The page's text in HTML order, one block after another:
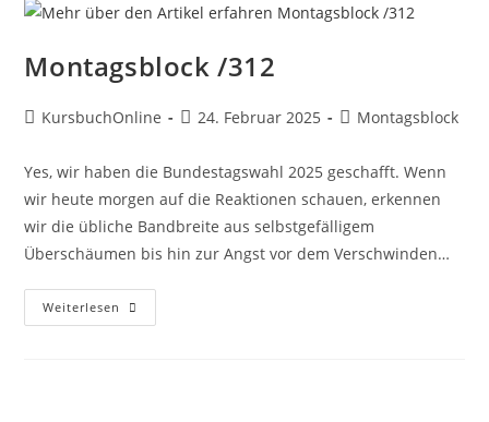
Montagsblock /312
KursbuchOnline 24. Februar 2025 Montagsblock
Yes, wir haben die Bundestagswahl 2025 geschafft. Wenn
wir heute morgen auf die Reaktionen schauen, erkennen
wir die übliche Bandbreite aus selbstgefälligem
Überschäumen bis hin zur Angst vor dem Verschwinden…
Weiterlesen